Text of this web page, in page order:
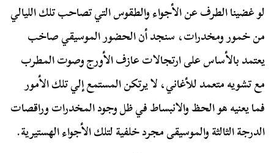
لو غضينا الطرف عن الأجواء والطقوس التي تصاحب تلك الليالي
من خمور ومخدرات، سنجد أن الحضور الموسيقي صاخب
يعتمد بالأساس على ارتجالات عازف الأورج وصوت المطرب
مع تشويه متعمد للأغاني، لا يرتكن المستمع إلي تلك الأمور
فما يعنيه هو الحظ والانبساط في ظل وجود المخدرات وراقصات
الدرجة الثالثة والموسيقى مجرد خلفية لتلك الأجواء الهستيرية.